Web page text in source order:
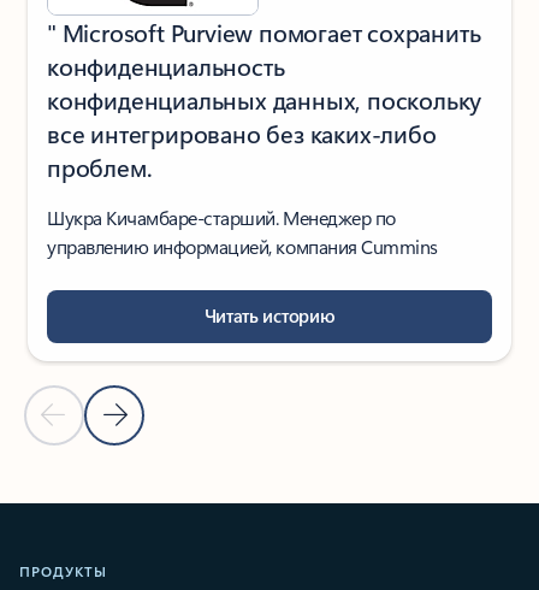
Предыдущий слайд
Следующий слайд
" Microsoft Purview помогает сохранить
конфиденциальность
конфиденциальных данных, поскольку
все интегрировано без каких-либо
проблем.
Шукра Кичамбаре-старший. Менеджер по
управлению информацией, компания Cummins
Читать историю
Вернуться к карусели историй клиентов
ПРОДУКТЫ